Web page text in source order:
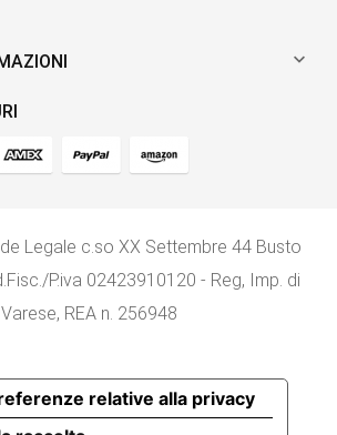

Legale c.so XX Settembre 44 Busto
P.iva 02423910120 - Reg, Imp. di
Varese, REA n. 256948
relative alla privacy